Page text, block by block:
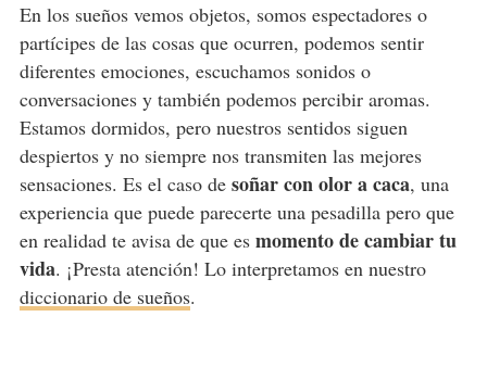
En los sueños vemos objetos, somos espectadores o
partícipes de las cosas que ocurren, podemos sentir
diferentes emociones, escuchamos sonidos o
conversaciones y también podemos percibir aromas.
Estamos dormidos, pero nuestros sentidos siguen
despiertos y no siempre nos transmiten las mejores
sensaciones. Es el caso de soñar con olor a caca, una
experiencia que puede parecerte una pesadilla pero que
en realidad te avisa de que es momento de cambiar tu
vida. ¡Presta atención! Lo interpretamos en nuestro
diccionario de sueños.